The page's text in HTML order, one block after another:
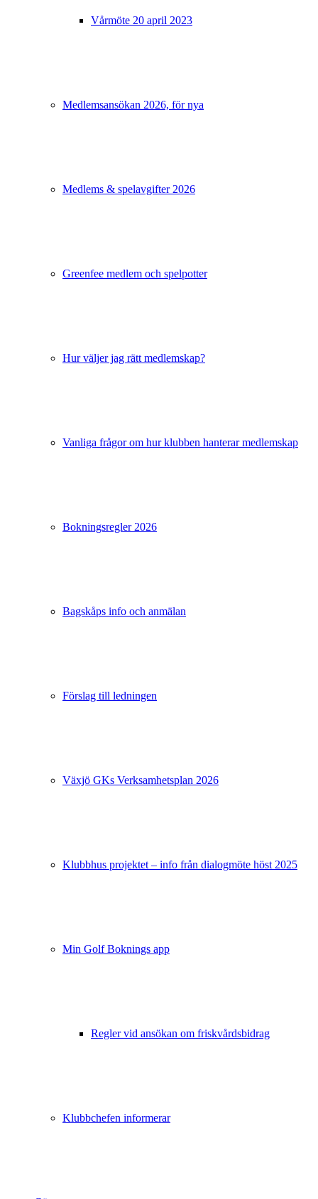
Vårmöte 20 april 2023
Medlemsansökan 2026, för nya
Medlems & spelavgifter 2026
Greenfee medlem och spelpotter
Hur väljer jag rätt medlemskap?
Vanliga frågor om hur klubben hanterar medlemskap
Bokningsregler 2026
Bagskåps info och anmälan
Förslag till ledningen
Växjö GKs Verksamhetsplan 2026
Klubbhus projektet – info från dialogmöte höst 2025
Min Golf Boknings app
Regler vid ansökan om friskvårdsbidrag
Klubbchefen informerar